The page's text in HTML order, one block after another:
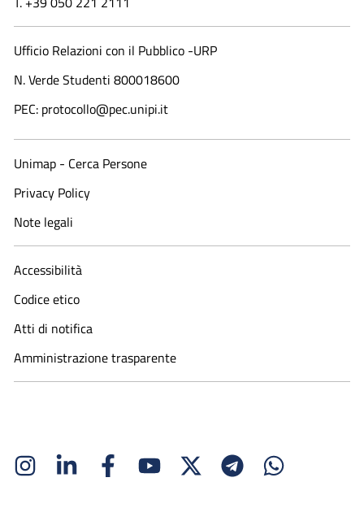
Ufficio Relazioni con il Pubblico -URP
N. Verde Studenti 800018600​
PEC: protocollo@pec.unipi.it
Unimap - Cerca Persone
Privacy Policy
Note legali
Accessibilità
Codice etico
Atti di notifica
Amministrazione trasparente